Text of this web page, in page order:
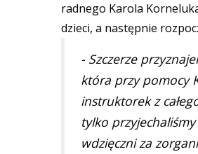
radnego Karola
dzieci, a następnie
- Szczerze
która przy pomocy
instruktorek z
tylko
wdzięczni za